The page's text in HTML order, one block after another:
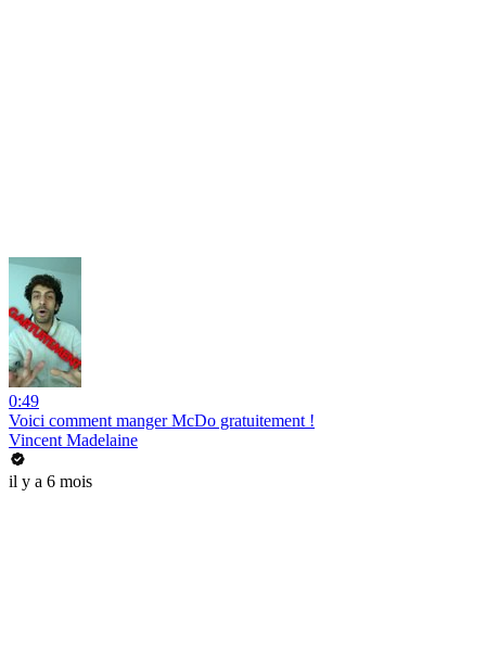
0:49
Voici comment manger McDo gratuitement !
Vincent Madelaine
il y a 6 mois